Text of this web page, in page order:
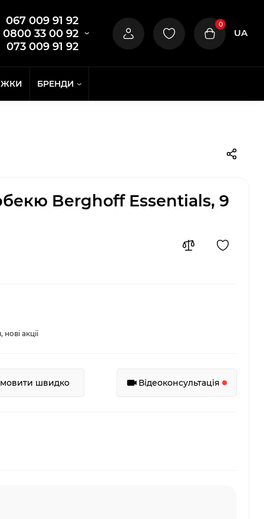
067 009 91 92
0800 33 00 92
073 009 91 92
0
UA
БРЕНДИ
Berghoff Essentials, 9
акції
швидко Відеоконсультація